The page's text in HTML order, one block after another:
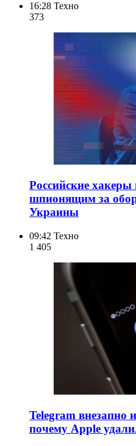
16:28 Техно
373
Российские хакеры
шпионящим за
Украины
09:42 Техно
1 405
Telegram внезапно
почему Apple